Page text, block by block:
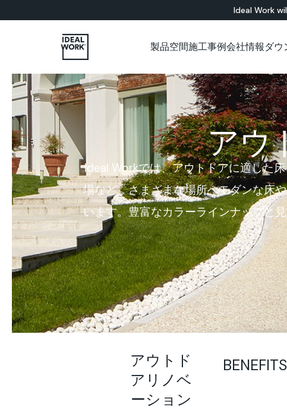
Ideal Work
製品
すべての製品
床材ソリューション
壁面ソリューション
セメント系
Microtopping®
Nuvolato Architop®
Rasico®
空間
インドア
バスルーム
リビングルーム
ベッドルーム
キッチン
レストラン
美術館
オフィス
店舗
壁
階段
家具
施工事例会社情報
会社概要
ダウ
各種カタログについて
施工パートナー用ショップ
ショールーム
アウ
Ideal Workでは、アウトドアに適した
場など、さまざまな場所へモダンな床
います。豊富なカラーラインナップと
アウトド
アリノベ
ーション
BENEFITS